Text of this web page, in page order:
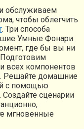
обслуживаем
чтобы облегчить
. Три способа
Умные Фонари
где бы вы ни
всех компонентов
Решайте домашние
с помощью
сценарии
мгновенные